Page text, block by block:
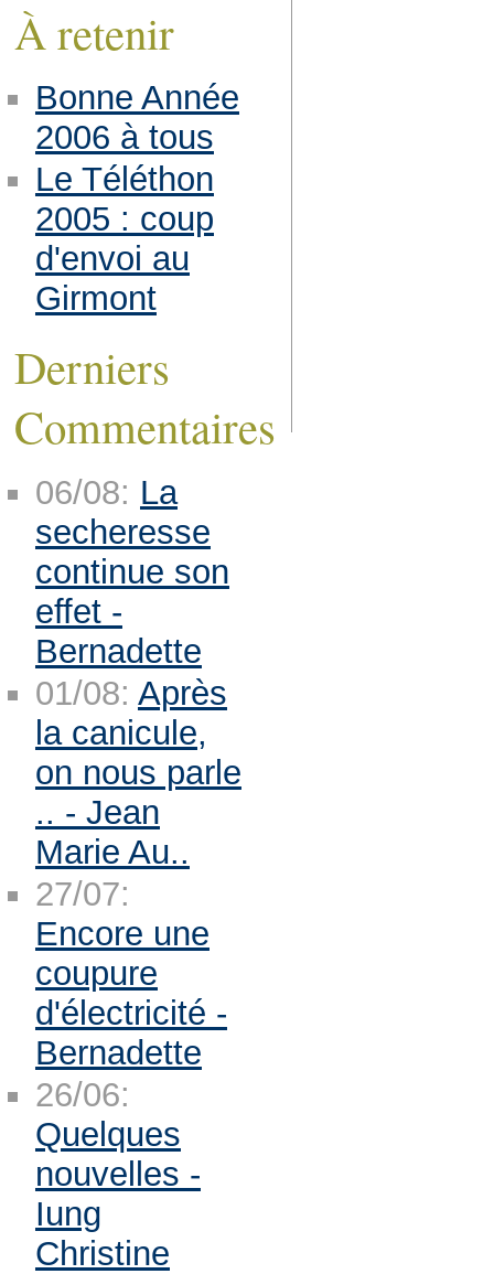
À retenir
Bonne Année
2006 à tous
Le Téléthon
2005 : coup
d'envoi au
Girmont
Derniers
Commentaires
06/08: La
secheresse
continue son
effet -
Bernadette
01/08: Après
la canicule,
on nous parle
.. - Jean
Marie Au..
27/07:
Encore une
coupure
d'électricité -
Bernadette
26/06:
Quelques
nouvelles -
Iung
Christine